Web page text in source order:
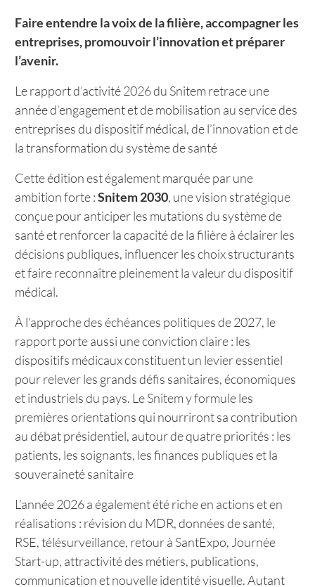
Faire entendre la voix de la filière, accompagner les
entreprises, promouvoir l’innovation et préparer
l’avenir.
Le rapport d’activité 2026 du Snitem retrace une
année d’engagement et de mobilisation au service des
entreprises du dispositif médical, de l’innovation et de
la transformation du système de santé
Cette édition est également marquée par une
ambition forte :Snitem 2030, une vision stratégique
conçue pour anticiper les mutations du système de
santé et renforcer la capacité de la filière à éclairer les
décisions publiques, influencer les choix structurants
et faire reconnaître pleinement la valeur du dispositif
médical.
À l’approche des échéances politiques de 2027, le
rapport porte aussi une conviction claire : les
dispositifs médicaux constituent un levier essentiel
pour relever les grands défis sanitaires, économiques
et industriels du pays. Le Snitem y formule les
premières orientations qui nourriront sa contribution
au débat présidentiel, autour de quatre priorités : les
patients, les soignants, les finances publiques et la
souveraineté sanitaire
L’année 2026 a également été riche en actions et en
réalisations : révision du MDR, données de santé,
RSE, télésurveillance, retour à SantExpo, Journée
Start-up, attractivité des métiers, publications,
communication et nouvelle identité visuelle. Autant